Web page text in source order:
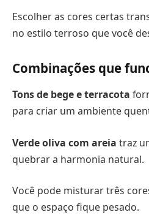
Escolher as cores certas
no estilo terroso que você
Combinações que
Tons de bege e terracota
para criar um ambiente
Verde oliva com areia traz
quebrar a harmonia natural.
Você pode misturar três
que o espaço fique pesado.